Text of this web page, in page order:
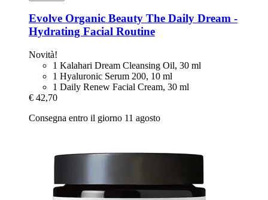
Evolve Organic Beauty The Daily Dream -​
Hydrating Facial Routine
Novità!
1 Kalahari Dream Cleansing Oil, 30 ml
1 Hyaluronic Serum 200, 10 ml
1 Daily Renew Facial Cream, 30 ml
€ 42,70
Consegna entro il giorno 11 agosto